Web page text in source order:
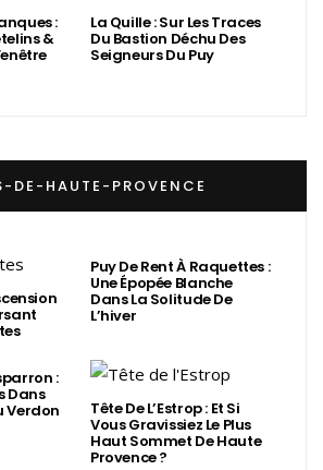
:
&
La Quille : Sur Les Traces
Du Bastion Déchu Des
Seigneurs Du Puy
DE-HAUTE-PROVENCE
Puy De Rent À Raquettes :
Une Épopée Blanche
Dans La Solitude De
L’hiver
:
Dans
Verdon Tête De L’Estrop : Et Si
Vous Gravissiez Le Plus
Haut Sommet De Haute
Provence ?